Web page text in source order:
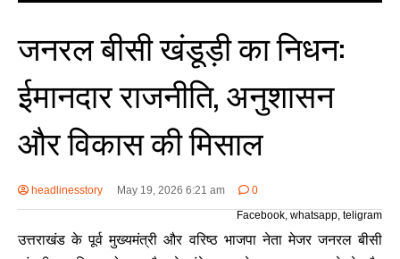
जनरल बीसी खंडूड़ी का निधन:
ईमानदार राजनीति, अनुशासन
और विकास की मिसाल
headlinesstory May 19, 2026 6:21 am
0
Facebook, whatsapp, teligram
उत्तराखंड के पूर्व मुख्यमंत्री और वरिष्ठ भाजपा नेता मेजर जनरल बीसी